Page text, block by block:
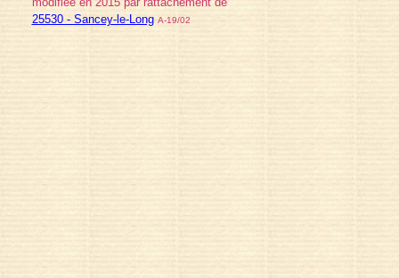
25530 - Sancey-le-Long A-19/02